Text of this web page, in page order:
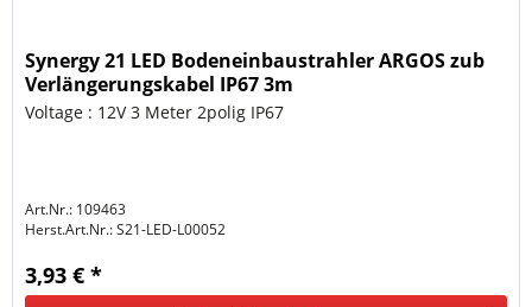
Synergy 21 LED Bodeneinbaustrahler ARGOS zub
Verlängerungskabel IP67 3m
Voltage : 12V 3 Meter 2polig IP67
Art.Nr.: 109463
Herst.Art.Nr.:S21-LED-L00052
3,93 € *